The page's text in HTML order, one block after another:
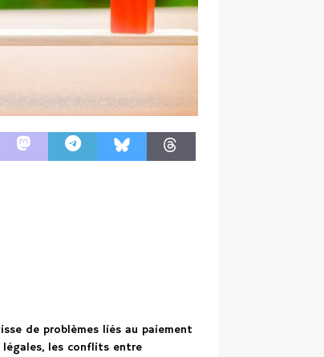
de problèmes liés au paiement
les conflits entre